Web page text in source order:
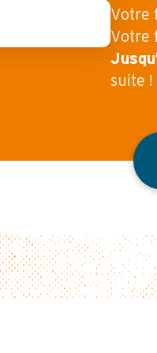
Votre
Votre
suite !